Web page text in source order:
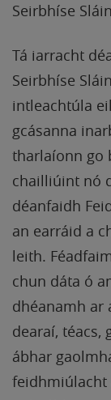
Seirbhíse
Tá iarracht
Seirbhíse
intleachtúla
gcásanna
tharlaíonn go
chailliúint nó
déanfaidh
an earráid a
leith.
chun dáta ó
dhéanamh ar
dearaí, téacs,
ábhar
feidhmiúlacht